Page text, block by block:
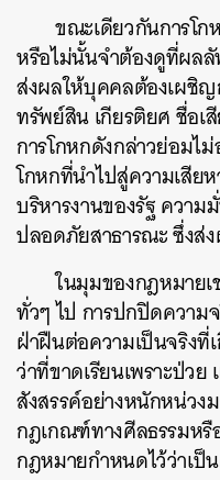
ขณะเดียวกันการโก
หรือไม่นั้นจำต้องดูที่ผล
ส่งผลให้บุคคลต้องเผชิญ
ทรัพย์สิน เกียรติยศ ชื่อ
การโกหกดังกล่าวย่อมไ
โกหกที่นำไปสู่ความเสีย
บริหารงานของรัฐ ควา
ปลอดภัยสาธารณะ ซึ่งส่
ในมุมของกฎหมาย
ทั่วๆ ไป การปกปิดความ
ฝ่าฝืนต่อความเป็นจริงที่
ว่าที่ขาดเรียนเพราะป่ว
สังสรรค์อย่างหนักหน่ว
กฎเกณฑ์ทางศีลธรรมหรื
กฎหมายกำหนดไว้ว่าเป็